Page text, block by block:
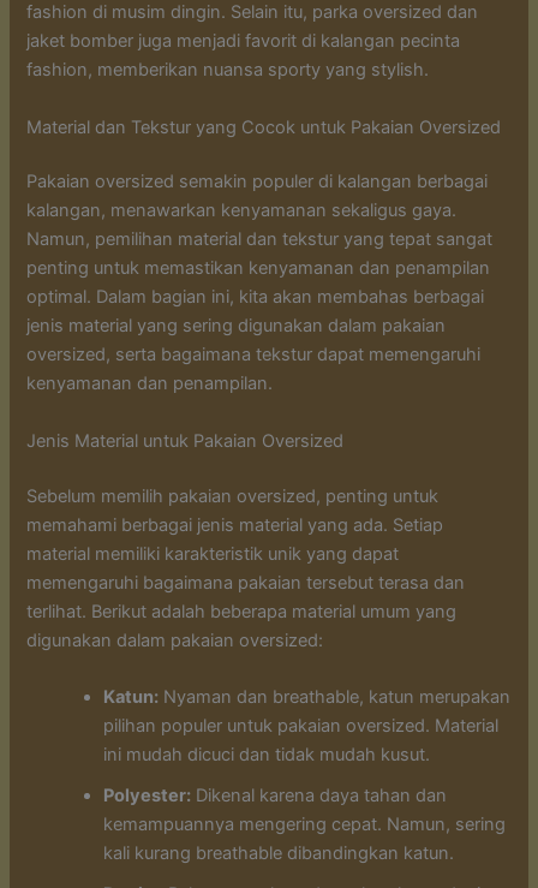
fashion di musim dingin. Selain itu, parka oversized dan
jaket bomber juga menjadi favorit di kalangan pecinta
fashion, memberikan nuansa sporty yang stylish.
Material dan Tekstur yang Cocok untuk Pakaian Oversized
Pakaian oversized semakin populer di kalangan berbagai
kalangan, menawarkan kenyamanan sekaligus gaya.
Namun, pemilihan material dan tekstur yang tepat sangat
penting untuk memastikan kenyamanan dan penampilan
optimal. Dalam bagian ini, kita akan membahas berbagai
jenis material yang sering digunakan dalam pakaian
oversized, serta bagaimana tekstur dapat memengaruhi
kenyamanan dan penampilan.
Jenis Material untuk Pakaian Oversized
Sebelum memilih pakaian oversized, penting untuk
memahami berbagai jenis material yang ada. Setiap
material memiliki karakteristik unik yang dapat
memengaruhi bagaimana pakaian tersebut terasa dan
terlihat. Berikut adalah beberapa material umum yang
digunakan dalam pakaian oversized:
Katun: Nyaman dan breathable, katun merupakan
pilihan populer untuk pakaian oversized. Material
ini mudah dicuci dan tidak mudah kusut.
Polyester: Dikenal karena daya tahan dan
kemampuannya mengering cepat. Namun, sering
kali kurang breathable dibandingkan katun.